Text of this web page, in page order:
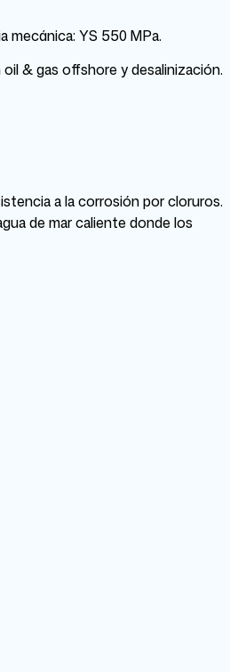
mecánica: YS 550 MPa.
& gas offshore y desalinización.
a la corrosión por cloruros.
de mar caliente donde los